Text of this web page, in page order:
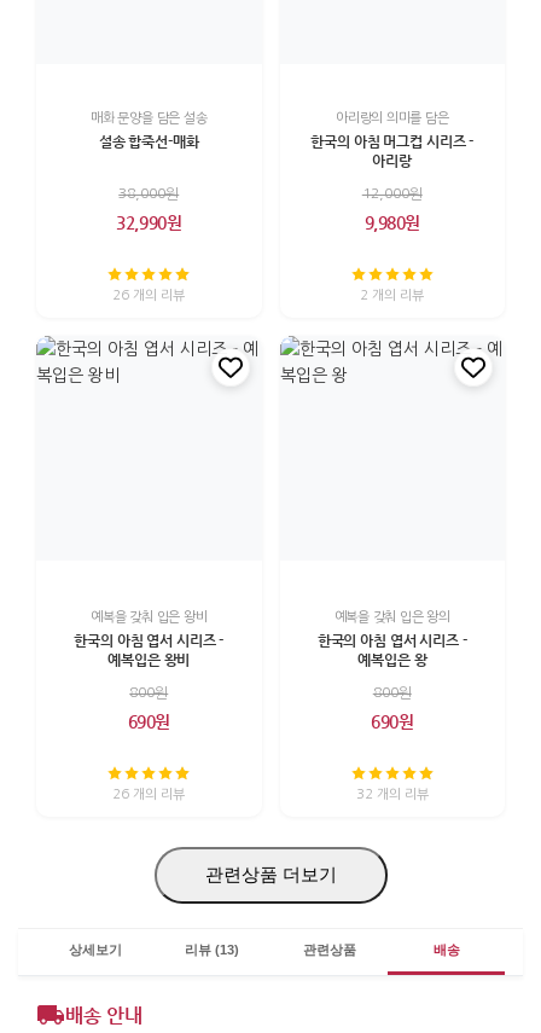
매화 문양을 담은 설송
설송 합죽선-매화
38,000원
32,990원
26 개의 리뷰
아리랑의 의미를 담은
한국의 아침 머그컵 시리즈 -
아리랑
12,000원
9,980원
2 개의 리뷰
예복을 갖춰 입은 왕비
한국의 아침 엽서 시리즈 -
예복입은 왕비
800원
690원
26 개의 리뷰
예복을 갖춰 입은 왕의
한국의 아침 엽서 시리즈 -
예복입은 왕
800원
690원
32 개의 리뷰
관련상품 더보기
상세보기 리뷰 (13) 관련상품 배송
배송 안내